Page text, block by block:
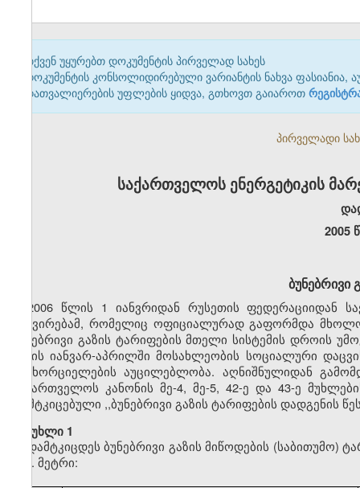
თქვენ უყურებთ დოკუმენტის პირველად სახეს
დოკუმენტის კონსოლიდირებული ვარიანტის ნახვა ფასიანია,
დათვალიერების უფლების ყიდვა, გთხოვთ გაიაროთ
პირველადი
საქართველოს ენერგეტიკის
2005
ბუნებრივი
2006 წლის 1 იანვრიდან რუსეთის ფედერაციიდან
გაძვირებამ, რომელიც ოფიციალურად გაფორმდა
ბუნებრივი გაზის ტარიფების მთელი სისტემის დროის
წლის იანვარ-აპრილში მოსახლეობის სოციალური
განხორციელების აუცილებლობა. აღნიშნულიდან
საქართველოს კანონის მე-4, მე-5, 42-ე და 43-ე
დამტკიცებული ,,ბუნებრივი გაზის ტარიფების დადგენის
მუხლი 1
დამტკიცდეს ბუნებრივი გაზის მიწოდების
კუბ. მეტრი: